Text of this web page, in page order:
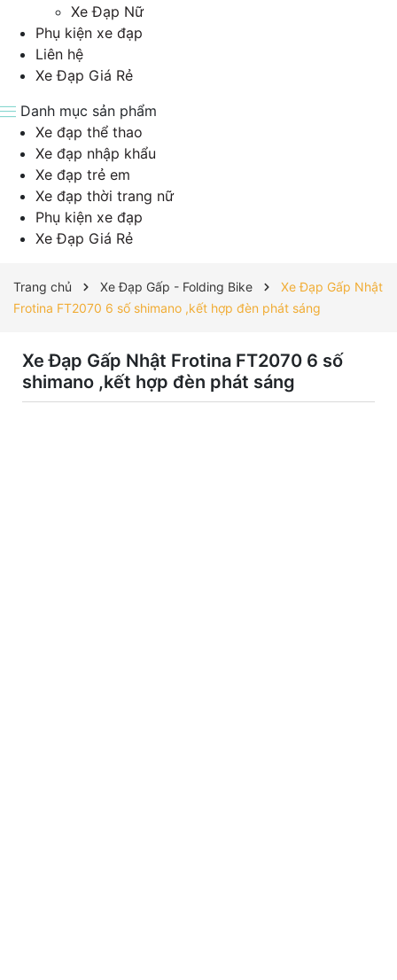
Xe Đạp Nữ
Phụ kiện xe đạp
Liên hệ
Xe Đạp Giá Rẻ
Danh mục sản phẩm
Xe đạp thể thao
Xe đạp nhập khẩu
Xe đạp trẻ em
Xe đạp thời trang nữ
Phụ kiện xe đạp
Xe Đạp Giá Rẻ
Trang chủ Xe Đạp Gấp - Folding Bike
Xe Đạp Gấp Nhật
Frotina FT2070 6 số shimano ,kết hợp đèn phát sáng
Xe Đạp Gấp Nhật Frotina FT2070 6 số
shimano ,kết hợp đèn phát sáng